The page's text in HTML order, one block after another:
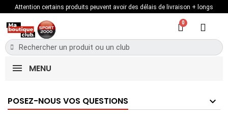
Attention certains produits peuvent avoir des délais de livraison + longs
MENU
POSEZ-NOUS VOS QUESTIONS